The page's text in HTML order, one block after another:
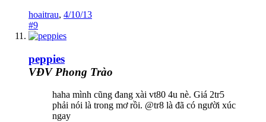
hoaitrau, 4/10/13
#9
peppies
VĐV Phong Trào
haha mình cũng đang xài vt80 4u nè. Giá 2tr5
phải nói là trong mơ rồi. @tr8 là đã có người xúc
ngay